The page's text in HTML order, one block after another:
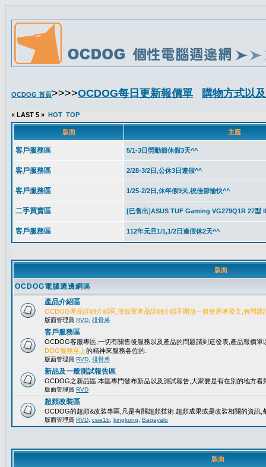
OCDOG 首頁>>>>OCDOG每日更新報價單 購物方式以
版面
OCDOG電腦週邊網區
產品介紹區
OCDOG產品詳細介紹區,僅放置產品詳細介紹不開放一般使用者發文,有問題
版面管理員 RVD 排骨弟
客戶服務區
OCDOG客服專區,一切有關售後服務以及產品的問題請到這發表,產品報價
DOG服務至上的精神來服務各位的.
版面管理員 RVD 排骨弟
新品及一般測試報告區
OCDOG之新品區,本區專門發布新品以及測試報告,大家要是有在別的地方看
版面管理員 RVD
超頻改裝區
OCDOG的超頻&改裝專區,凡是有關超頻技術.超頻成果或是改裝相關的資訊,
版面管理員 RVD csie1b kingkong Bagayalo
版面